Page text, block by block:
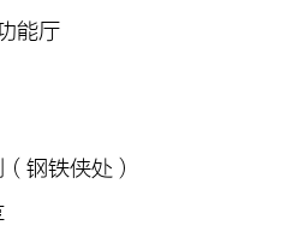
能厅
钢铁侠处）